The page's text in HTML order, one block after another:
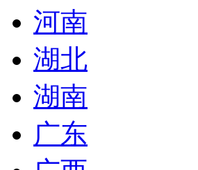
河南
湖北
湖南
广东